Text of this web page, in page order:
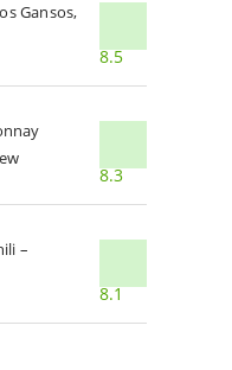
Gansos,
8.5
8.3
–
8.1